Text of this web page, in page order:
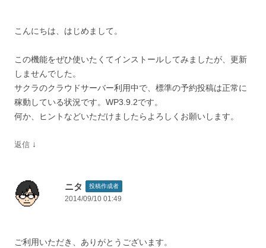
こんにちは、はじめまして。
この機能をぜひ使いたくてインストールしてみましたが、更新
しませんでした。
サクラのクラウドサーバー利用中で、標準の予約投稿は正常に
稼動している状況です。WP3.9.2です。
何か、ヒントなどいただけましたらよろしくお願いします。
返信 ↓
ニタ 投稿作成者
2014/09/10 01:49
ご利用いただき、ありがとうございます。